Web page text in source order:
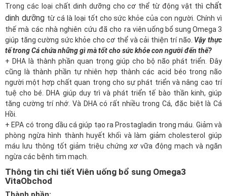
Trong các loại chất dinh dưỡng cho cơ thể từ động vật thì chất
dinh dưỡng từ cá là loại tốt cho sức khỏe của con người. Chính vì
thế mà các nhà nghiên cứu đã cho ra viên uống bổ sung Omega 3
giúp tăng cường sức khỏe cho cơ thể và cải thiện trí não. Vậy thực
tế trong Cá chứa những gì mà tốt cho sức khỏe con người đến thế?
+ DHA là thành phần quan trọng giúp cho bộ não phát triển. Đây
cũng là thành phần tự nhiên hợp thành các acid béo trong não
người một hợp chất quan trọng cho sự phát triển và nâng cao trí
tuệ cho bé. DHA giúp duy trì và phát triển tế bào thần kinh, giúp
tăng cường trí nhớ. Và DHA có rất nhiều trong Cá, đặc biệt là Cá
Hồi.
+ EPA có trong dầu cá giúp tạo ra Prostagladin trong máu. Giảm và
phòng ngừa hình thành huyết khối và làm giảm cholesterol giúp
máu lưu thông tốt giảm triệu chứng xơ vữa động mạch và ngăn
ngừa các bệnh tim mạch.
Thông tin chi tiết Viên uống bổ sung Omega3
VitaObchod